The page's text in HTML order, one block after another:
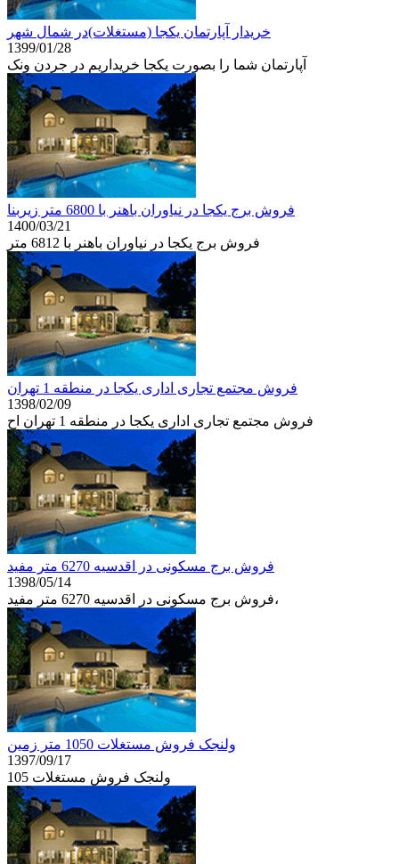
خریدار آپارتمان یکجا (مستغلات)در شمال شهر
1399/01/28
آپارتمان شما را بصورت یکجا خریداریم در جردن ونک
فروش برج یکجا در نیاوران باهنر با 6800 متر زیربنا
1400/03/21
فروش برج یکجا در نیاوران باهنر با 6812 متر
فروش مجتمع تجاری اداری یکجا در منطقه 1 تهران
1398/02/09
فروش مجتمع تجاری اداری یکجا در منطقه 1 تهران اح
فروش برج مسکونی در اقدسیه 6270 متر مفید
1398/05/14
فروش برج مسکونی در اقدسیه 6270 متر مفید،
ولنجک فروش مستغلات 1050 متر زمین
1397/09/17
ولنجک فروش مستغلات 105